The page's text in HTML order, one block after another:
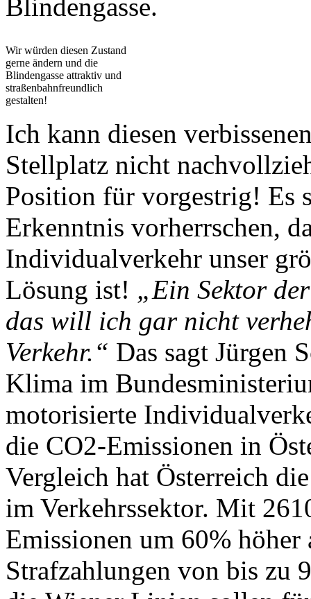
Blindengasse.
Wir würden diesen Zustand
gerne ändern und die
Blindengasse attraktiv und
straßenbahnfreundlich
gestalten!
Ich kann diesen
Stellplatz nicht
Position für vorgestrig! Es
Erkenntnis vorherrschen,
Individualverkehr unser
Lösung ist! „Ein Sektor
das will ich gar nicht
Verkehr.“ Das sagt Jürgen
Klima im
motorisierte
die CO2-Emissionen in
Vergleich hat Österreich
im Verkehrssektor. Mit
Emissionen um 60%
Strafzahlungen von bis zu